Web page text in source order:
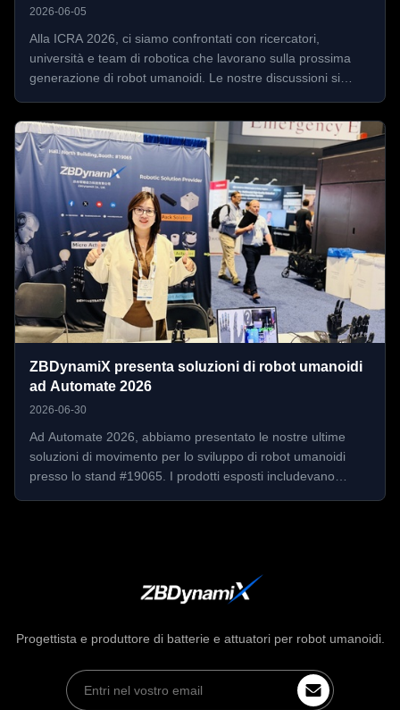
2026-06-05
Alla ICRA 2026, ci siamo confrontati con ricercatori,
università e team di robotica che lavorano sulla prossima
generazione di robot umanoidi. Le nostre discussioni si
e sul ...
ZBDynamiX presenta soluzioni di robot umanoidi
ad Automate 2026
2026-06-30
Ad Automate 2026, abbiamo presentato le nostre ultime
soluzioni di movimento per lo sviluppo di robot umanoidi
presso lo stand #19065. I prodotti esposti includevano
Progettista e produttore di batterie e attuatori per robot umanoidi.